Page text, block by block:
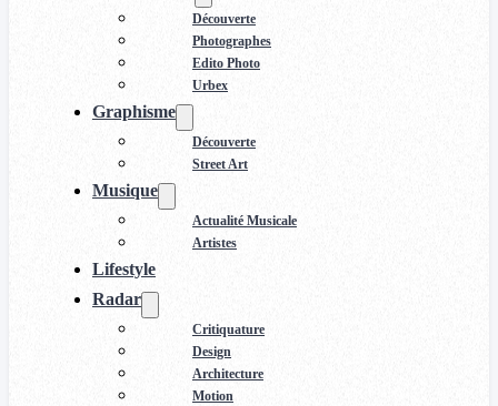
Découverte
Photographes
Edito Photo
Urbex
Graphisme
Découverte
Street Art
Musique
Actualité Musicale
Artistes
Lifestyle
Radar
Critiquature
Design
Architecture
Motion